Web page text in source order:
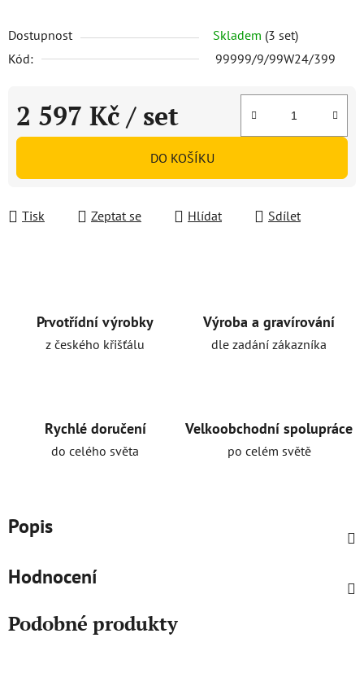
Dostupnost Skladem (3 set)
Kód:
99999/9/99W24/399
2 597 Kč / set
Měrná cena:
DO KOŠÍKU
Tisk Zeptat se Hlídat Sdílet
Prvotřídní výrobky
z českého křišťálu
Výroba a gravírování
dle zadání zákazníka
Rychlé doručení
do celého světa
Velkoobchodní spolupráce
po celém světě
Popis
Hodnocení
Podobné produkty